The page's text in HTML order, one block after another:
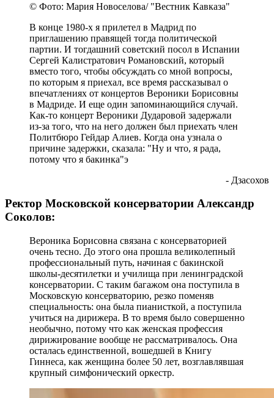
© Фото: Мария Новоселова/ "Вестник Кавказа"
В конце 1980-х я прилетел в Мадрид по
приглашению правящей тогда политической
партии. И тогдашний советский посол в Испании
Сергей Калистратович Романовский, который
вместо того, чтобы обсуждать со мной вопросы,
по которым я приехал, все время рассказывал о
впечатлениях от концертов Вероники Борисовны
в Мадриде. И еще один запоминающийся случай.
Как-то концерт Вероники Дударовой задержали
из-за того, что на него должен был приехать член
Политбюро Гейдар Алиев. Когда она узнала о
причине задержки, сказала: "Ну и что, я рада,
потому что я бакинка"э
- Дзасохов
Ректор Московской консерватории Александр
Соколов:
Вероника Борисовна связана с консерваторией
очень тесно. До этого она прошла великолепный
профессиональный путь, начиная с бакинской
школы-десятилетки и училища при ленинградской
консерватории. С таким багажом она поступила в
Московскую консерваторию, резко поменяв
специальность: она была пианисткой, а поступила
учиться на дирижера. В то время было совершенно
необычно, потому что как женская профессия
дирижирование вообще не рассматривалось. Она
осталась единственной, вошедшей в Книгу
Гиннеса, как женщина более 50 лет, возглавлявшая
крупный симфонический оркестр.